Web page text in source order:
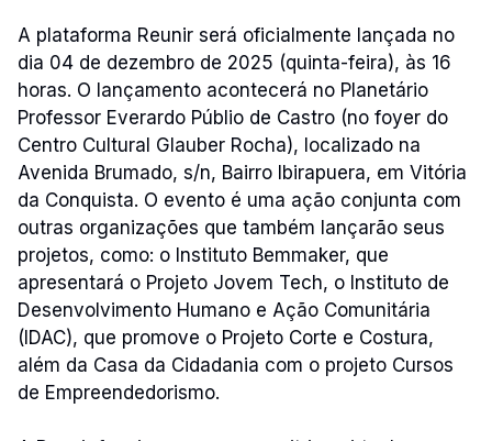
A plataforma Reunir será oficialmente lançada no
dia 04 de dezembro de 2025 (quinta-feira), às 16
horas. O lançamento acontecerá no Planetário
Professor Everardo Públio de Castro (no foyer do
Centro Cultural Glauber Rocha), localizado na
Avenida Brumado, s/n, Bairro Ibirapuera, em Vitória
da Conquista. O evento é uma ação conjunta com
outras organizações que também lançarão seus
projetos, como: o Instituto Bemmaker, que
apresentará o Projeto Jovem Tech, o Instituto de
Desenvolvimento Humano e Ação Comunitária
(IDAC), que promove o Projeto Corte e Costura,
além da Casa da Cidadania com o projeto Cursos
de Empreendedorismo.